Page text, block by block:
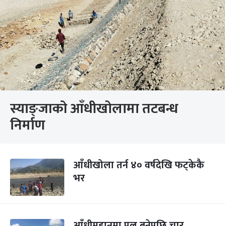
स्याङ्जाको आँधीखोलामा तटबन्ध
निर्माण
आँधीखोला तर्न ४० वर्षदेखि फट्केकै
भर